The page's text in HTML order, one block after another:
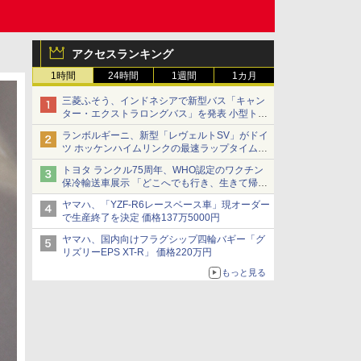
アクセスランキング
1時間 24時間 1週間 1カ月
三菱ふそう、インドネシアで新型バス「キャン
ター・エクストラロングバス」を発表 小型トラ
ックベースの観光・旅客輸送向けバス
ランボルギーニ、新型「レヴェルトSV」がドイ
ツ ホッケンハイムリンクの最速ラップタイムを
記録
トヨタ ランクル75周年、WHO認定のワクチン
保冷輸送車展示 「どこへでも行き、生きて帰っ
てこられる」ランドクルーザーで命をつなぐ
ヤマハ、「YZF-R6レースベース車」現オーダー
で生産終了を決定 価格137万5000円
ヤマハ、国内向けフラグシップ四輪バギー「グ
リズリーEPS XT-R」 価格220万円
もっと見る